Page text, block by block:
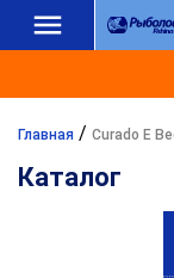
Главная / Curado E
Каталог